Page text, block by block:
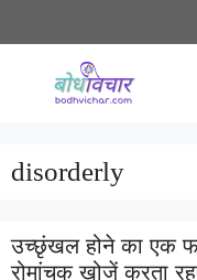
to
disorderly
उच्छृंखल होने का एक
रोमांचक खोजें करता